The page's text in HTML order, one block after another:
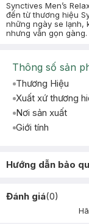
Synctives Men’s
đến từ thương hiệu
những ngày se lạnh,
nhưng vẫn gọn
Thông số sản
Thương Hiệu
Xuất xứ thương
Nơi sản xuất
Giới tính
Hướng dẫn bảo
Đánh giá(0)